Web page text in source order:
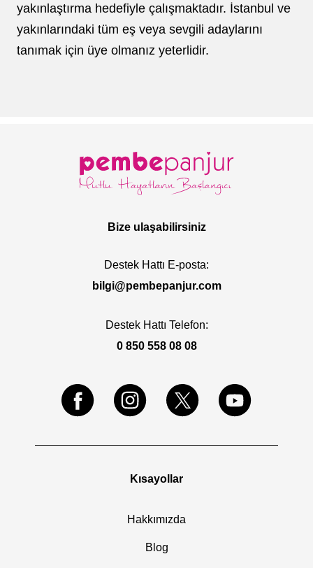
yakınlaştırma hedefiyle çalışmaktadır. İstanbul ve
yakınlarındaki tüm eş veya sevgili adaylarını
tanımak için üye olmanız yeterlidir.
Bize ulaşabilirsiniz
Destek Hattı E-posta:
bilgi@pembepanjur.com
Destek Hattı Telefon:
0 850 558 08 08
Kısayollar
Hakkımızda
Blog